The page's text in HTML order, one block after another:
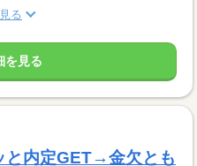
る
を見る
と内定GET→金欠とも